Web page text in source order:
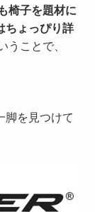
椅子を題材に
ちょっぴり詳
うことで、
脚を見つけて